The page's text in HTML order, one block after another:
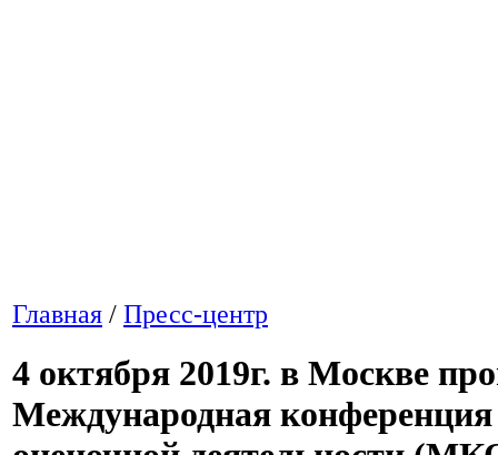
Главная / Пресс-центр
4 октября 2019г. в Москве
Международная